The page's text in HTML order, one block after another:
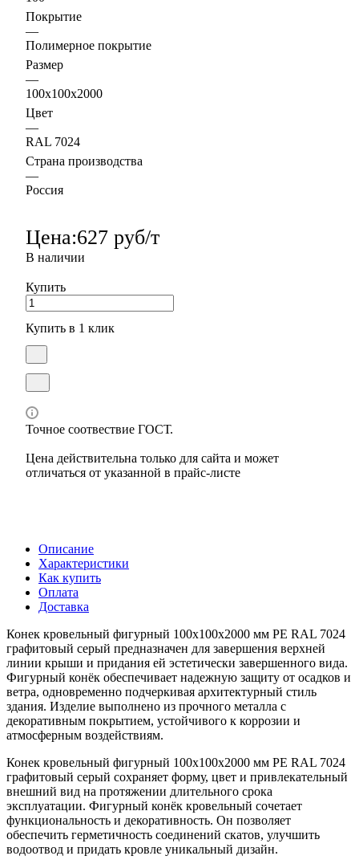
Покрытие
—
Полимерное покрытие
Размер
—
100х100х2000
Цвет
—
RAL 7024
Страна производства
—
Россия
Цена:627 руб/т
В наличии
Купить
Купить в 1 клик
Точное соотвествие ГОСТ.
Цена действительна только для сайта и может
отличаться от указанной в прайс-листе
Описание
Характеристики
Как купить
Оплата
Доставка
Конек кровельный фигурный 100х100х2000 мм PE RAL 7024
графитовый серый предназначен для завершения верхней
линии крыши и придания ей эстетически завершенного вида.
Фигурный конёк обеспечивает надежную защиту от осадков и
ветра, одновременно подчеркивая архитектурный стиль
здания. Изделие выполнено из прочного металла с
декоративным покрытием, устойчивого к коррозии и
атмосферным воздействиям.
Конек кровельный фигурный 100х100х2000 мм PE RAL 7024
графитовый серый сохраняет форму, цвет и привлекательный
внешний вид на протяжении длительного срока
эксплуатации. Фигурный конёк кровельный сочетает
функциональность и декоративность. Он позволяет
обеспечить герметичность соединений скатов, улучшить
водоотвод и придать кровле уникальный дизайн.